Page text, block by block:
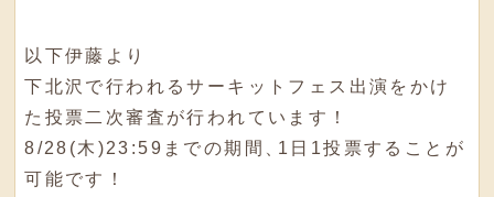
以下伊藤より
下北沢で行われるサーキットフェス出演をかけ
た投票二次審査が行われています！
8/28(木)23:59までの期間
、1日1投票することが
可能です！